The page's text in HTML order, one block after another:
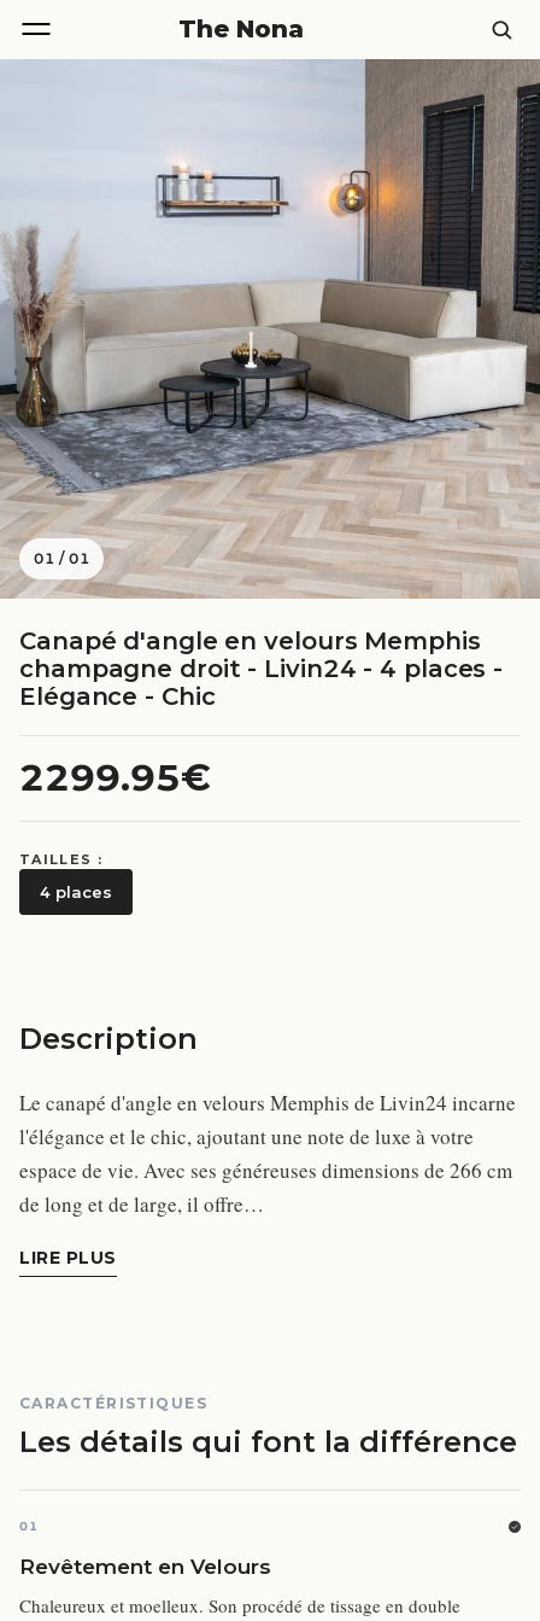
The Nona
01 /01
Canapé d'angle en velours Memphis
champagne droit - Livin24 - 4 places -
Elégance - Chic
2299.95€
TAILLES :
4 places
Description
Le canapé d'angle en velours Memphis de Livin24 incarne
l'élégance et le chic, ajoutant une note de luxe à votre
espace de vie. Avec ses généreuses dimensions de 266 cm
de long et de large, il offre…
LIRE PLUS
CARACTÉRISTIQUES
Les détails qui font la différence
01
Revêtement en Velours
Chaleureux et moelleux. Son procédé de tissage en double